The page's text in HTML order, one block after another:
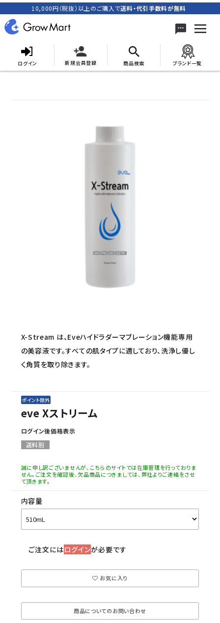
10,000円（税抜）以上のご購入で送料・代引手数料が無料
ログイン 新規会員登録 商品検索 ブランド一覧
お問い合わせ
X-Stream は、Eveハイドラダーマブレーション機能専用
の美容液です。すべての肌タイプに適しており、洗浄し優し
く角質を取り除きます。
ポイント除外
eve Xストリーム
ログイン後価格表示
送料別
誠に申し訳ございませんが、こちらのサイトでは在庫管理を行っておりま
せん。ご注文を確認後、欠品商品につきましては、弊社よりご連絡をさせ
て頂きます。
内容量
ご注文にはログインが必要です
お気に入り
商品についてのお問い合わせ